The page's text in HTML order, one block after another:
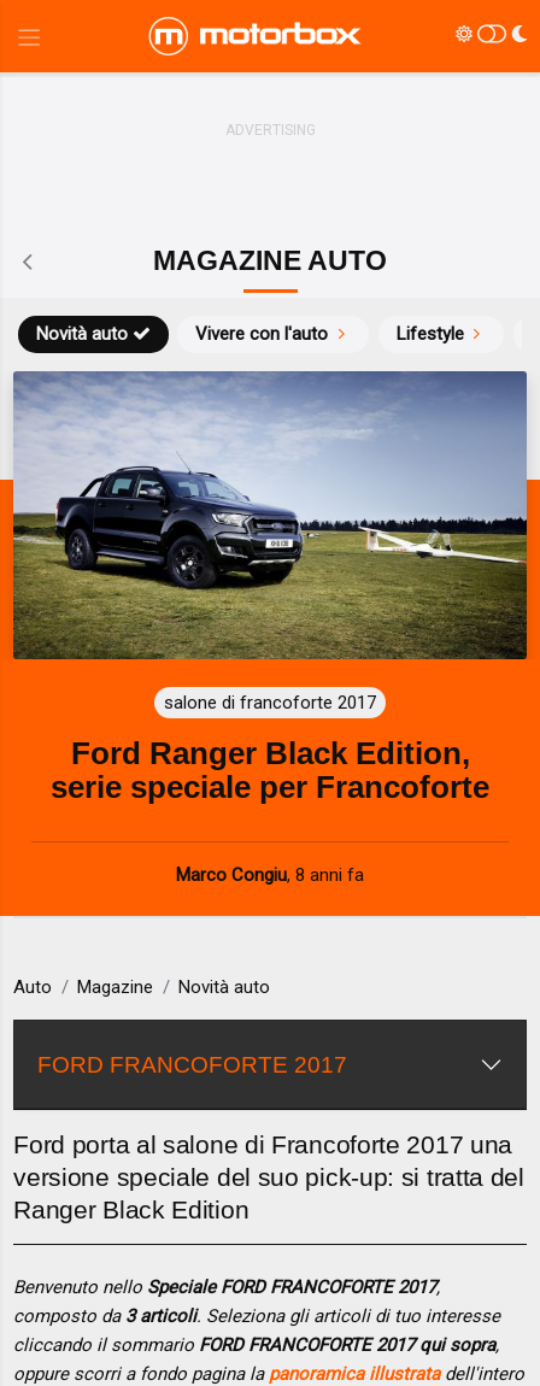
MAGAZINE AUTO
Novità auto Vivere con l'auto Lifestyle
salone di francoforte 2017
Ford Ranger Black Edition,
serie speciale per Francoforte
Marco Congiu, 8 anni fa
Auto Magazine Novità auto
FORD FRANCOFORTE 2017
Ford porta al salone di Francoforte 2017 una
versione speciale del suo pick-up: si tratta del
Ranger Black Edition
Benvenuto nello Speciale FORD FRANCOFORTE 2017,
composto da 3 articoli. Seleziona gli articoli di tuo interesse
cliccando il sommario FORD FRANCOFORTE 2017 qui sopra,
oppure scorri a fondo pagina la panoramica illustratadell'intero